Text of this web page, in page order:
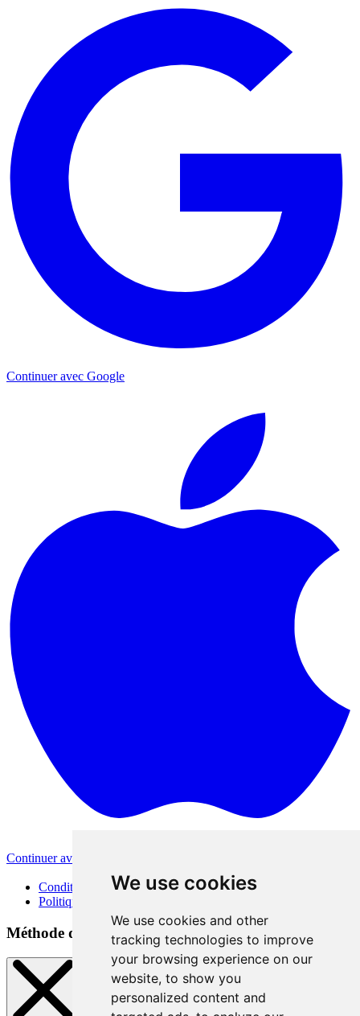
We use cookies
We use cookies and other
tracking technologies to improve
your browsing experience on our
website, to show you
personalized content and
Continuer avec Google
Continuer avec Apple
Conditions d'utilisation
Politique de confidentialité
Méthode de connexion